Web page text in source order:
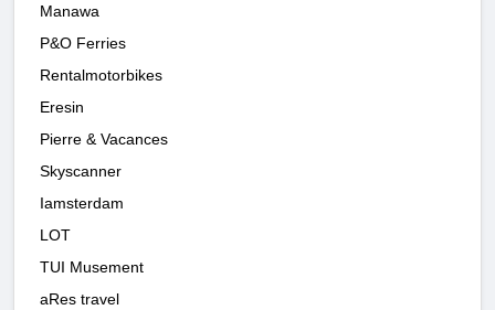
Manawa
P&O Ferries
Rentalmotorbikes
Eresin
Pierre & Vacances
Skyscanner
Iamsterdam
LOT
TUI Musement
aRes travel